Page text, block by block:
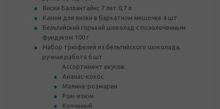
Виски Баллантайнс 7 лет 0,7 л
Камни для виски в бархатном мешочке 4 шт
Бельгийский горький шоколад с позолоченным
фундуком 100 г
Набор трюфелей из бельгийского шоколада,
ручная работа 6 шт
Ассортимент вкусов:
Ананас-кокос
Малина-розмарин
Ром-изюм
Копченый